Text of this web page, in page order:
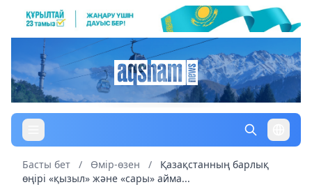
Басты бет / Өмір-өзен /
Қазақстанның барлық
өңірі «қызыл» және «сары» айма...